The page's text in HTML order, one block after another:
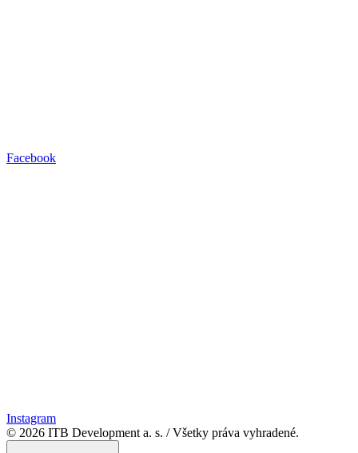
Facebook
Instagram
© 2026 ITB Development a. s. / Všetky práva vyhradené.